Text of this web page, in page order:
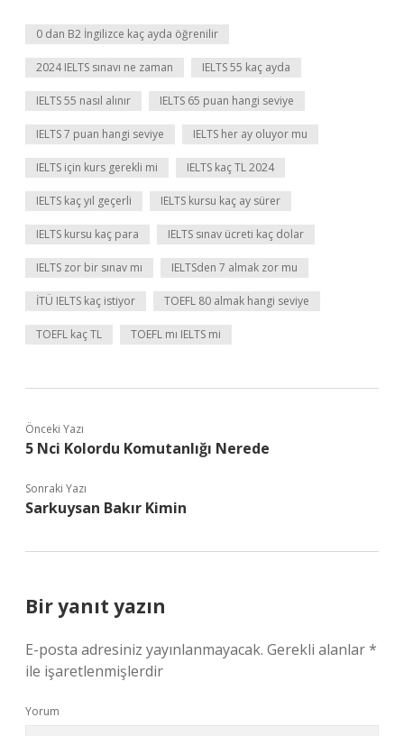
0 dan B2 İngilizce kaç ayda öğrenilir
2024 IELTS sınavı ne zaman IELTS 55 kaç ayda
IELTS 55 nasıl alınır IELTS 65 puan hangi seviye
IELTS 7 puan hangi seviye IELTS her ay oluyor mu
IELTS için kurs gerekli mi IELTS kaç TL 2024
IELTS kaç yıl geçerli IELTS kursu kaç ay sürer
IELTS kursu kaç para IELTS sınav ücreti kaç dolar
IELTS zor bir sınav mı IELTSden 7 almak zor mu
İTÜ IELTS kaç istiyor TOEFL 80 almak hangi seviye
TOEFL kaç TL TOEFL mı IELTS mi
Önceki Yazı
5 Nci Kolordu Komutanlığı Nerede
Sonraki Yazı
Sarkuysan Bakır Kimin
Bir yanıt yazın
E-posta adresiniz yayınlanmayacak. Gerekli alanlar*
ile işaretlenmişlerdir
Yorum